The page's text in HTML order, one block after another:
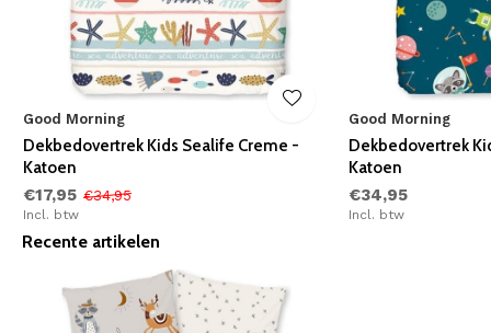
Good Morning
Dekbedovertrek Kids Sealife Creme -
Katoen
€17,95 €34,95
Incl. btw
Good Morning
Dekbedovertrek
Katoen
€34,95
Incl. btw
Recente artikelen